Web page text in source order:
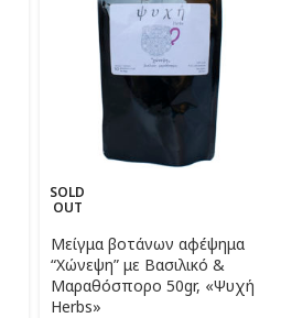
SOLD
OUT
Μείγμα βοτάνων αφέψημα
“Χώνεψη” με Βασιλικό &
Μαραθόσπορο 50gr, «Ψυχή
Herbs»